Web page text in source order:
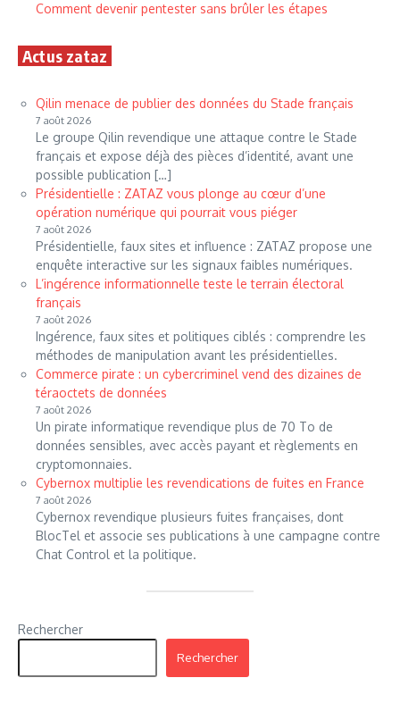
Comment devenir pentester sans brûler les étapes
Actus zataz
Qilin menace de publier des données du Stade français
7 août 2026
Le groupe Qilin revendique une attaque contre le Stade
français et expose déjà des pièces d’identité, avant une
possible publication […]
Présidentielle : ZATAZ vous plonge au cœur d’une
opération numérique qui pourrait vous piéger
7 août 2026
Présidentielle, faux sites et influence : ZATAZ propose une
enquête interactive sur les signaux faibles numériques.
L’ingérence informationnelle teste le terrain électoral
français
7 août 2026
Ingérence, faux sites et politiques ciblés : comprendre les
méthodes de manipulation avant les présidentielles.
Commerce pirate : un cybercriminel vend des dizaines de
téraoctets de données
7 août 2026
Un pirate informatique revendique plus de 70 To de
données sensibles, avec accès payant et règlements en
cryptomonnaies.
Cybernox multiplie les revendications de fuites en France
7 août 2026
Cybernox revendique plusieurs fuites françaises, dont
BlocTel et associe ses publications à une campagne contre
Chat Control et la politique.
Rechercher
Rechercher